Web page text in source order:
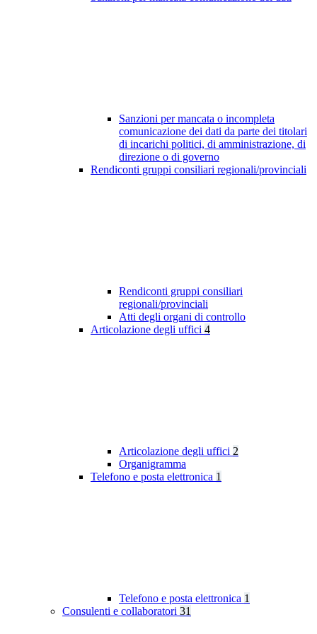
Sanzioni per mancata o incompleta
comunicazione dei dati da parte dei titolari
di incarichi politici, di amministrazione, di
direzione o di governo
Rendiconti gruppi consiliari regionali/provinciali
Rendiconti gruppi consiliari
regionali/provinciali
Atti degli organi di controllo
Articolazione degli uffici 4
Articolazione degli uffici 2
Organigramma
Telefono e posta elettronica 1
Telefono e posta elettronica 1
Consulenti e collaboratori 31